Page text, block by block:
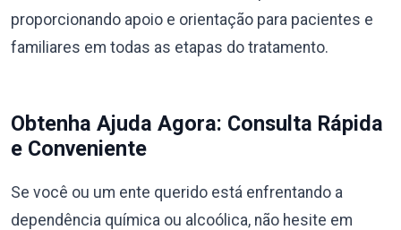
proporcionando apoio e orientação para pacientes e
familiares em todas as etapas do tratamento.
Obtenha Ajuda Agora: Consulta Rápida
e Conveniente
Se você ou um ente querido está enfrentando a
dependência química ou alcoólica, não hesite em